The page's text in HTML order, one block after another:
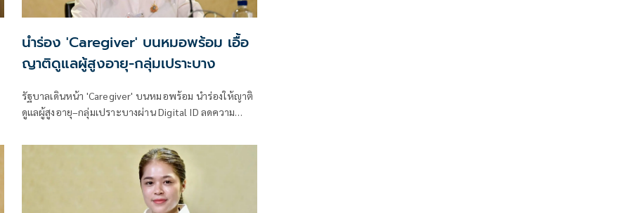
นำร่อง 'Caregiver' บนหมอพร้อม เอื้อ
ญาติดูแลผู้สูงอายุ-กลุ่มเปราะบาง
รัฐบาลเดินหน้า 'Caregiver' บนหมอพร้อม นำร่องให้ญาติ
ดูแลผู้สูงอายุ–กลุ่มเปราะบางผ่าน Digital ID ลดความ